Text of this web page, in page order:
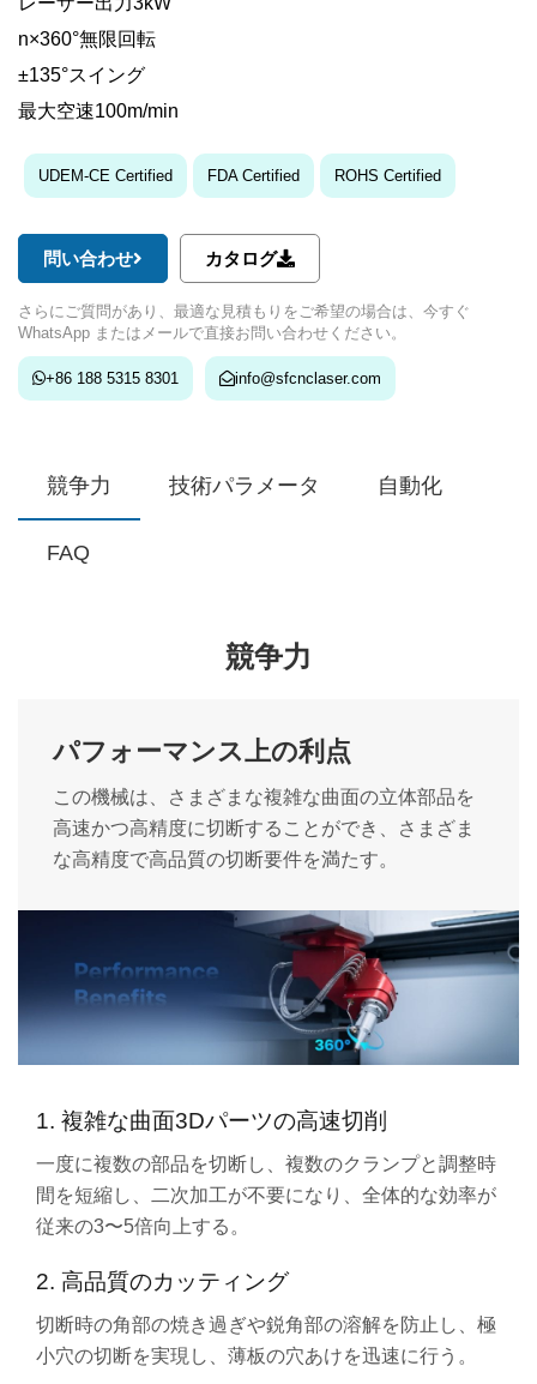
n×360°無限回転
±135°スイング
最大空速100m/min
UDEM-CE Certified FDA Certified ROHS Certified
問い合わせ カタログ
さらにご質問があり、最適な見積もりをご希望の場合は、今すぐ
WhatsApp またはメールで直接お問い合わせください。
+86 188 5315 8301 info@sfcnclaser.com
競争力 技術パラメータ 自動化
FAQ
競争力
パフォーマンス上の利点
この機械は、さまざまな複雑な曲面の立体部品を
高速かつ高精度に切断することができ、さまざま
な高精度で高品質の切断要件を満たす。
1. 複雑な曲面3Dパーツの高速切削
一度に複数の部品を切断し、複数のクランプと調整時
間を短縮し、二次加工が不要になり、全体的な効率が
従来の3〜5倍向上する。
2. 高品質のカッティング
切断時の角部の焼き過ぎや鋭角部の溶解を防止し、極
小穴の切断を実現し、薄板の穴あけを迅速に行う。